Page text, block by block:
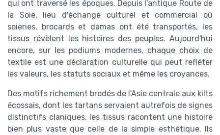
qui ont traversé les époques. Depuis l'antique Route de
la Soie, lieu d'échange culturel et commercial où
soieries, brocards et damas ont été transportés, les
tissus révèlent les histoires des peuples. Aujourd'hui
encore, sur les podiums modernes, chaque choix de
textile est une déclaration culturelle qui peut refléter
les valeurs, les statuts sociaux et même les croyances.
Des motifs richement brodés de l'Asie centrale aux kilts
écossais, dont les tartans servaient autrefois de signes
distinctifs claniques, les tissus racontent une histoire
bien plus vaste que celle de la simple esthétique. Ils